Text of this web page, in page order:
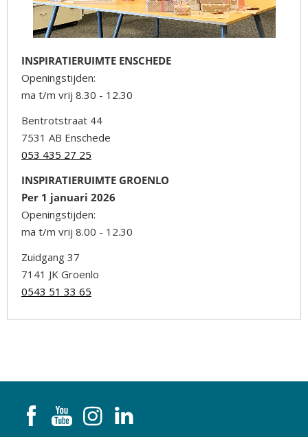
INSPIRATIERUIMTE ENSCHEDE
Openingstijden:
ma t/m vrij 8.30 - 12.30
Bentrotstraat 44
7531 AB Enschede
053 435 27 25
INSPIRATIERUIMTE GROENLO
Per 1 januari 2026
Openingstijden:
ma t/m vrij 8.00 - 12.30
Zuidgang 37
7141 JK Groenlo
0543 51 33 65